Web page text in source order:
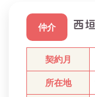
西
契約月
所在地
仲介